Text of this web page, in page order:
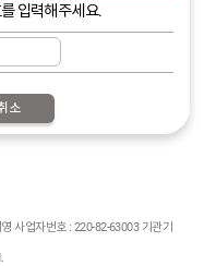
입력해주세요.
소
사업자번호 : 220-82-63003 기관기